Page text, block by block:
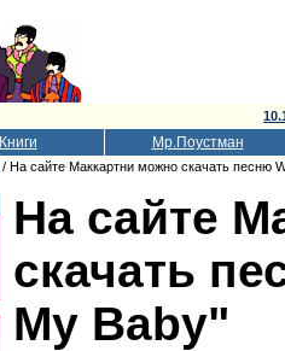
Книги Мр.Поустман
/ На сайте Маккартни можно скачать песню
На сайте
скачать
My Baby"